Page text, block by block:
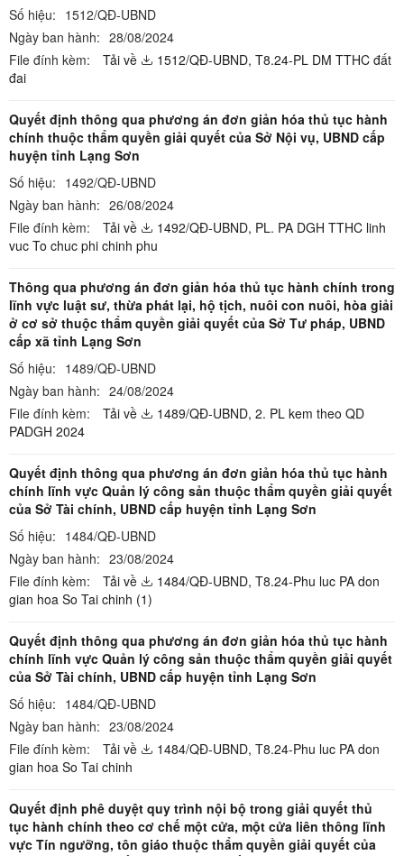
Số hiệu: 1512/QĐ-UBND
Ngày ban hành: 28/08/2024
File đính kèm:
Tải về 1512/QĐ-UBND, T8.24-PL DM TTHC đất
đai
Quyết định thông qua phương án đơn giản hóa thủ tục hành
chính thuộc thẩm quyền giải quyết của Sở Nội vụ, UBND cấp
huyện tỉnh Lạng Sơn
Số hiệu: 1492/QĐ-UBND
Ngày ban hành: 26/08/2024
File đính kèm:
Tải về 1492/QĐ-UBND, PL. PA DGH TTHC linh
vuc To chuc phi chinh phu
Thông qua phương án đơn giản hóa thủ tục hành chính trong
lĩnh vực luật sư, thừa phát lại, hộ tịch, nuôi con nuôi, hòa giải
ở cơ sở thuộc thẩm quyền giải quyết của Sở Tư pháp, UBND
cấp xã tỉnh Lạng Sơn
Số hiệu: 1489/QĐ-UBND
Ngày ban hành: 24/08/2024
File đính kèm:
Tải về 1489/QĐ-UBND, 2. PL kem theo QD
PADGH 2024
Quyết định thông qua phương án đơn giản hóa thủ tục hành
chính lĩnh vực Quản lý công sản thuộc thẩm quyền giải quyết
của Sở Tài chính, UBND cấp huyện tỉnh Lạng Sơn
Số hiệu: 1484/QĐ-UBND
Ngày ban hành: 23/08/2024
File đính kèm:
Tải về 1484/QĐ-UBND, T8.24-Phu luc PA don
gian hoa So Tai chinh (1)
Quyết định thông qua phương án đơn giản hóa thủ tục hành
chính lĩnh vực Quản lý công sản thuộc thẩm quyền giải quyết
của Sở Tài chính, UBND cấp huyện tỉnh Lạng Sơn
Số hiệu: 1484/QĐ-UBND
Ngày ban hành: 23/08/2024
File đính kèm:
Tải về 1484/QĐ-UBND, T8.24-Phu luc PA don
gian hoa So Tai chinh
Quyết định phê duyệt quy trình nội bộ trong giải quyết thủ
tục hành chính theo cơ chế một cửa, một cửa liên thông lĩnh
vực Tín ngưỡng, tôn giáo thuộc thẩm quyền giải quyết của